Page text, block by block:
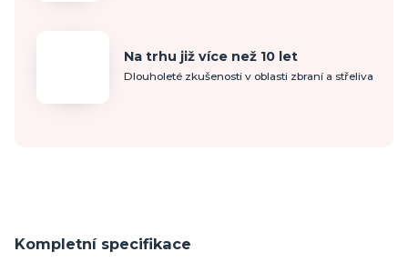
Na trhu již více než 10 let
Dlouholeté zkušenosti v oblasti zbraní a střeliva
Kompletní specifikace